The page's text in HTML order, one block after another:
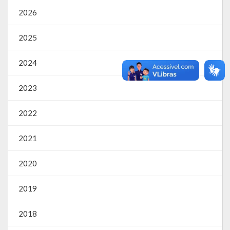
RGF
RPPS
RREO
PPA
2026
2025
2024
2023
2022
2021
2020
2019
2018